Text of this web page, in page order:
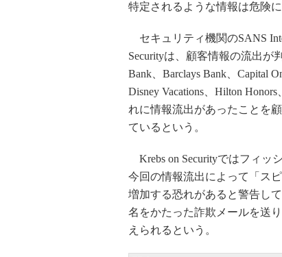
特定されるような情報は危険
セキュリティ機関のSANS
Securityは、顧客情報の流出が
Bank、Barclays Bank、Capital
Disney Vacations、Hilton
れに情報流出があったことを
ているという。
Krebs on Securityではフィッ
今回の情報流出によって「ス
増加する恐れがあると警告し
名をかたった詐欺メールを送
えられるという。